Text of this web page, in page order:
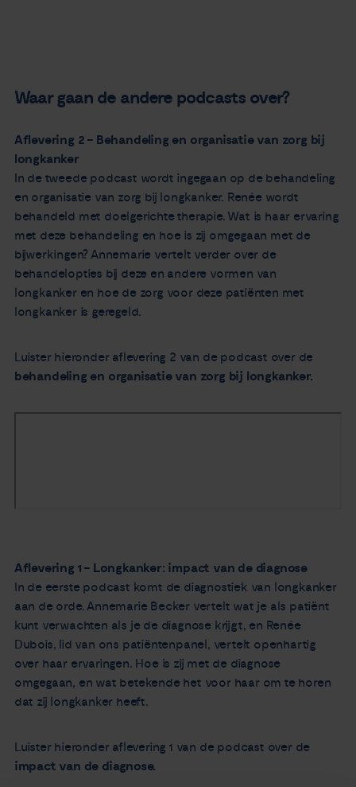
Waar gaan de andere podcasts over?
Aflevering 2 – Behandeling en organisatie van zorg bij
longkanker
In de tweede podcast wordt ingegaan op de behandeling
en organisatie van zorg bij longkanker. Renée wordt
behandeld met doelgerichte therapie. Wat is haar ervaring
met deze behandeling en hoe is zij omgegaan met de
bijwerkingen? Annemarie vertelt verder over de
behandelopties bij deze en andere vormen van
longkanker en hoe de zorg voor deze patiënten met
longkanker is geregeld.
Luister hieronder aflevering 2 van de podcast over de
behandeling en organisatie van zorg bij longkanker.
Aflevering 1 – Longkanker: impact van de diagnose
In de eerste podcast komt de diagnostiek van longkanker
aan de orde. Annemarie Becker vertelt wat je als patiënt
kunt verwachten als je de diagnose krijgt, en Renée
Dubois, lid van ons patiëntenpanel, vertelt openhartig
over haar ervaringen. Hoe is zij met de diagnose
omgegaan, en wat betekende het voor haar om te horen
dat zij longkanker heeft.
Luister hieronder aflevering 1 van de podcast over de
impact van de diagnose.